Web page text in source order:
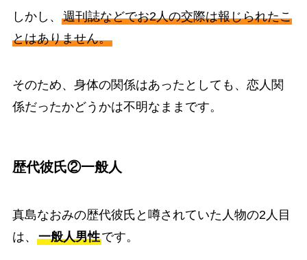
しかし、 週刊誌などでお2人の交際は報じられたこ
とはありません。
そのため、身体の関係はあったとしても、恋人関
係だったかどうかは不明なままです。
歴代彼氏②一般人
真島なおみの歴代彼氏と噂されていた人物の2人目
は、 一般人男性です。